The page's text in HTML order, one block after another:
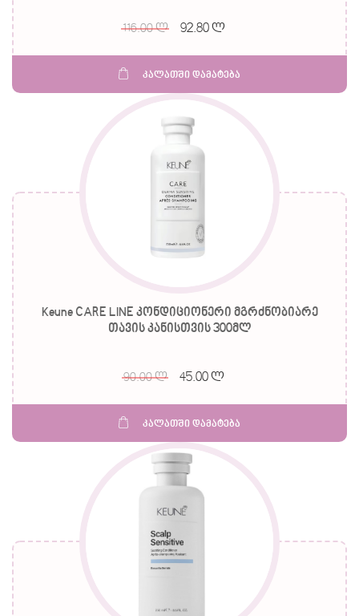
116.00 ლ 92.80 ლ
კალათში დამატება
Keune CARE LINE კონდიციონერი მგრძნობიარე
თავის კანისთვის 300მლ
90.00 ლ 45.00 ლ
კალათში დამატება